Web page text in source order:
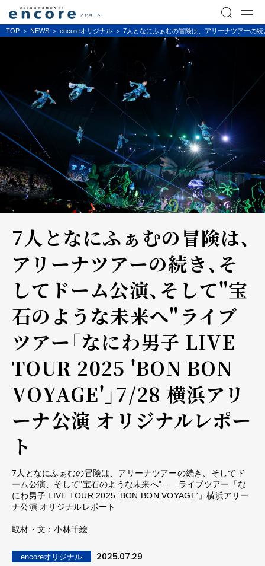
TOP NEWS encoreオリジナル 7人となにふぁむの冒険は、アリーナツアーの
7人となにふぁむの冒険は、
アリーナツアーの続き、そ
してドーム公演、そして"宝
石のような未来へ"――ライブ
ツアー「なにわ男子 LIVE
TOUR 2025 'BON BON
VOYAGE'」7/28 横浜アリ
ーナ公演 オリジナルレポー
ト
7人となにふぁむの冒険は、アリーナツアーの続き、そしてド
ーム公演、そして"宝石のような未来へ"――ライブツアー「な
にわ男子 LIVE TOUR 2025 'BON BON VOYAGE'」横浜アリー
ナ公演 オリジナルレポート
取材・文：小林千絵
encoreオリジナル 2025.07.29